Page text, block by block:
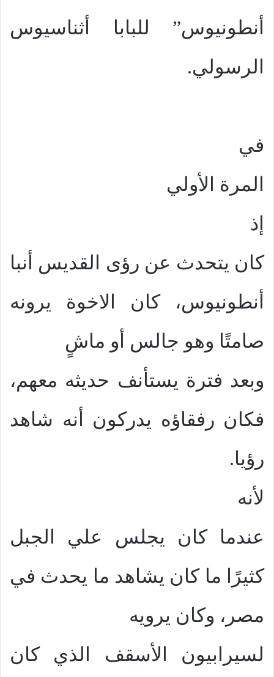
أنطونيوس” للبابا أثناسيوس
الرسولي.
في
المرة الأولي
إذ
كان يتحدث عن رؤى القديس أنبا
أنطونيوس، كان الاخوة يرونه
صامتًا وهو جالس أو ماشٍ
وبعد فترة يستأنف حديثه معهم،
فكان رفقاؤه يدركون أنه شاهد
رؤيا.
لأنه
عندما كان يجلس علي الجبل
كثيرًا ما كان يشاهد ما يحدث في
مصر، وكان يرويه
لسيرابيون الأسقف الذي كان